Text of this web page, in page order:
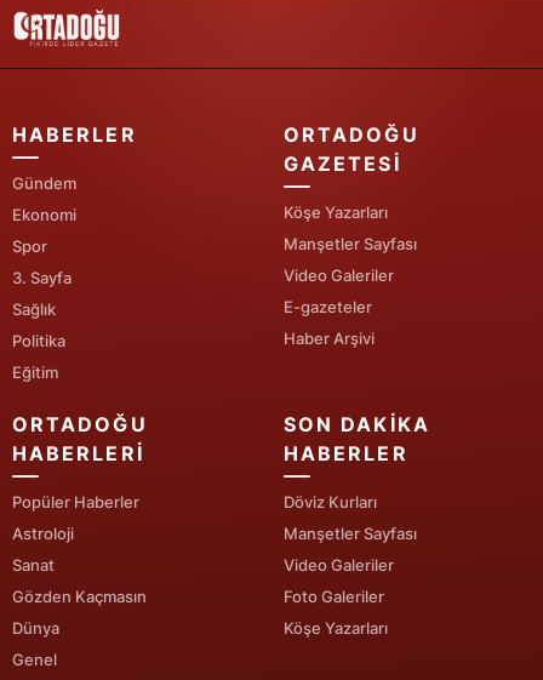
HABERLER
Gündem
Ekonomi
Spor
3. Sayfa
Sağlık
Politika
Eğitim
ORTADOĞU
GAZETESI
Köşe Yazarları
Manşetler Sayfası
Video Galeriler
E-gazeteler
Haber Arşivi
ORTADOĞU
HABERLERI
Popüler Haberler
Astroloji
Sanat
Gözden Kaçmasın
Dünya
Genel
SON DAKIKA
HABERLER
Döviz Kurları
Manşetler Sayfası
Video Galeriler
Foto Galeriler
Köşe Yazarları